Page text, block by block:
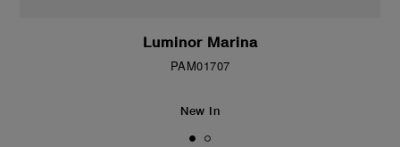
Luminor Marina
PAM01707
New In